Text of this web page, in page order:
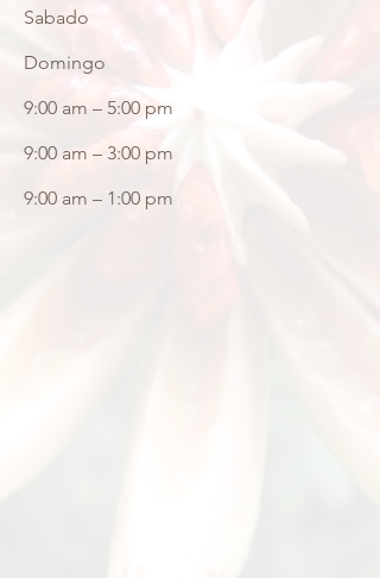
Sabado
Domingo
9:00 am – 5:00 pm
9:00 am – 3:00 pm
9:00 am – 1:00 pm